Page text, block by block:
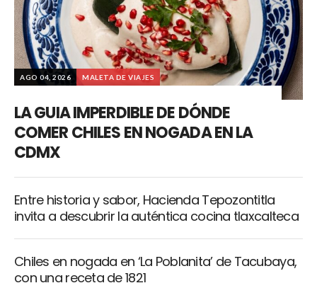
AGO 04, 2026 MALETA DE VIAJES
LA GUIA IMPERDIBLE DE DÓNDE
COMER CHILES EN NOGADA EN LA
CDMX
Entre historia y sabor, Hacienda Tepozontitla
invita a descubrir la auténtica cocina tlaxcalteca
Chiles en nogada en ‘La Poblanita’ de Tacubaya,
con una receta de 1821